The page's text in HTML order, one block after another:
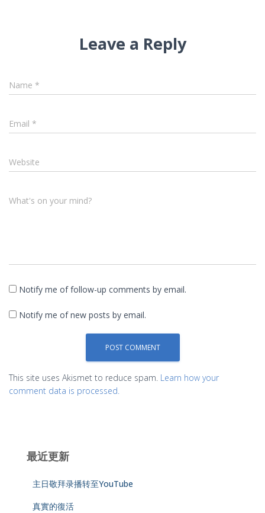
Leave a Reply
Name *
Email *
Website
What's on your mind?
Notify me of follow-up comments by email.
Notify me of new posts by email.
This site uses Akismet to reduce spam. Learn how your
comment data is processed.
最近更新
主日敬拜录播转至YouTube
真實的復活